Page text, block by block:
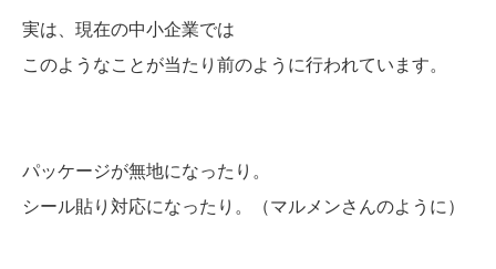
実は、現在の中小企業では
このようなことが当たり前のように行われています。
パッケージが無地になったり。
シール貼り対応になったり。（マルメンさんのように）